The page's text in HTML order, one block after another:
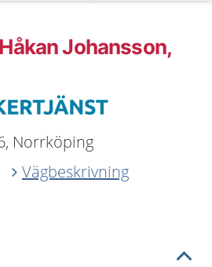
Johansson,
Norrköping
Vägbeskrivning